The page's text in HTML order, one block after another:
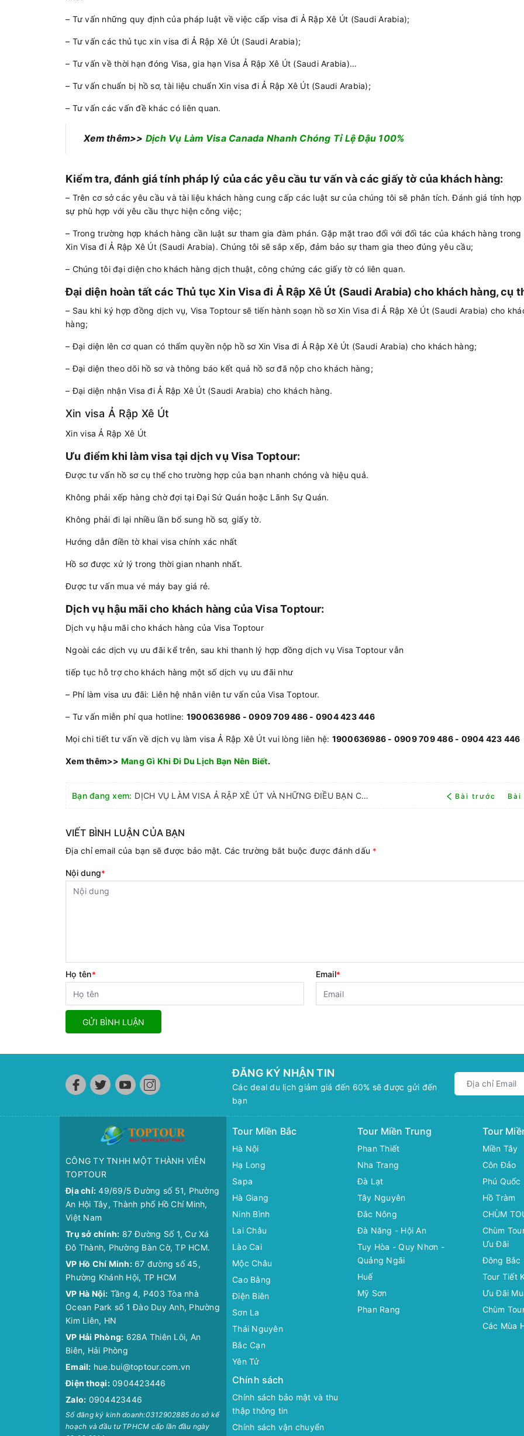
– Tư vấn những quy định của pháp luật về việc cấp visa đi Ả Rập Xê Út (Saudi Arabia);
– Tư vấn các thủ tục xin visa đi Ả Rập Xê Út (Saudi Arabia);
– Tư vấn về thời hạn đóng Visa, gia hạn Visa Ả Rập Xê Út (Saudi Arabia)…
– Tư vấn chuẩn bị hồ sơ, tài liệu chuẩn Xin visa đi Ả Rập Xê Út (Saudi Arabia);
– Tư vấn các vấn đề khác có liên quan.
Xem thêm>> Dịch Vụ Làm Visa Canada Nhanh Chóng Tỉ Lệ Đậu 100%
Kiểm tra, đánh giá tính pháp lý của các yêu cầu tư vấn và các giấy tờ của khách hàng:
– Trên cơ sở các yêu cầu và tài liệu khách hàng cung cấp các luật sư của chúng tôi sẽ phân tích. Đánh giá tính
sự phù hợp với yêu cầu thực hiện công việc;
– Trong trường hợp khách hàng cần luật sư tham gia đàm phán. Gặp mặt trao đổi với đối tác của khách hàng trong
Xin Visa đi Ả Rập Xê Út (Saudi Arabia). Chúng tôi sẽ sắp xếp, đảm bảo sự tham gia theo đúng yêu cầu;
– Chúng tôi đại diện cho khách hàng dịch thuật, công chứng các giấy tờ có liên quan.
Đại diện hoàn tất các Thủ tục Xin Visa đi Ả Rập Xê Út (Saudi Arabia) cho khách hàng, cụ
– Sau khi ký hợp đồng dịch vụ, Visa Toptour sẽ tiến hành soạn hồ sơ Xin Visa đi Ả Rập Xê Út (Saudi Arabia) cho
hàng;
– Đại diện lên cơ quan có thẩm quyền nộp hồ sơ Xin Visa đi Ả Rập Xê Út (Saudi Arabia) cho khách hàng;
– Đại diện theo dõi hồ sơ và thông báo kết quả hồ sơ đã nộp cho khách hàng;
– Đại diện nhận Visa đi Ả Rập Xê Út (Saudi Arabia) cho khách hàng.
Xin visa Ả Rập Xê Út
Xin visa Ả Rập Xê Út
Ưu điểm khi làm visa tại dịch vụ Visa Toptour:
Được tư vấn hồ sơ cụ thể cho trường hợp của bạn nhanh chóng và hiệu quả.
Không phải xếp hàng chờ đợi tại Đại Sứ Quán hoặc Lãnh Sự Quán.
Không phải đi lại nhiều lần bổ sung hồ sơ, giấy tờ.
Hướng dẫn điền tờ khai visa chính xác nhất
Hồ sơ được xử lý trong thời gian nhanh nhất.
Được tư vấn mua vé máy bay giá rẻ.
Dịch vụ hậu mãi cho khách hàng của Visa Toptour:
Dịch vụ hậu mãi cho khách hàng của Visa Toptour
Ngoài các dịch vụ ưu đãi kể trên, sau khi thanh lý hợp đồng dịch vụ Visa Toptour vẫn
tiếp tục hỗ trợ cho khách hàng một số dịch vụ ưu đãi như
– Phí làm visa ưu đãi: Liên hệ nhân viên tư vấn của Visa Toptour.
– Tư vấn miễn phí qua hotline: 1900636986 - 0909 709 486 - 0904 423 446
Mọi chi tiết tư vấn về dịch vụ làm visa Ả Rập Xê Út vui lòng liên hệ: 1900636986 - 0909 709 486 - 0904 423 446
Xem thêm>> Mang Gì Khi Đi Du Lịch Bạn Nên Biết.
Bạn đang xem: DỊCH VỤ LÀM VISA Ả RẬP XÊ ÚT VÀ NHỮNG ĐIỀU BẠN CẦN BIẾT Bài trước Bài
VIẾT BÌNH LUẬN CỦA BẠN
Địa chỉ email của bạn sẽ được bảo mật. Các trường bắt buộc được đánh dấu *
Nội dung*
Họ tên* Email*
GỬI BÌNH LUẬN
ĐĂNG KÝ NHẬN TIN
Các deal du lịch giảm giá đến 60% sẽ được gửi đến
bạn
CÔNG TY TNHH MỘT THÀNH VIÊN
TOPTOUR
Địa chỉ: 49/69/5 Đường số 51, Phường
An Hội Tây, Thành phố Hồ Chí Minh,
Việt Nam
Trụ sở chính: 87 Đường Số 1, Cư Xá
Đô Thành, Phường Bàn Cờ, TP HCM.
VP Hồ Chí Minh: 67 đường số 45,
Phường Khánh Hội, TP HCM
VP Hà Nội: Tầng 4, P403 Tòa nhà
Ocean Park số 1 Đào Duy Anh, Phường
Kim Liên, HN
VP Hải Phòng: 628A Thiên Lôi, An
Biên, Hải Phòng
Email: hue.bui@toptour.com.vn
Điện thoại: 0904423446
Zalo: 0904423446
Số đăng ký kinh doanh:0312902885 do sở kế
hoạch và đầu tư TPHCM cấp lần đầu ngày
Tour Miền Bắc
Hà Nội
Hạ Long
Sapa
Hà Giang
Ninh Bình
Lai Châu
Lào Cai
Mộc Châu
Cao Bằng
Điện Biên
Sơn La
Thái Nguyên
Bắc Cạn
Yên Tử
Tour Miền Trung
Phan Thiết
Nha Trang
Đà Lạt
Tây Nguyên
Đắc Nông
Đà Năng - Hội An
Tuy Hòa - Quy Nhơn -
Quảng Ngãi
Huế
Mỹ Sơn
Phan Rang
Tour
Miền Tây
Côn Đảo
Phú Quốc
Hồ Tràm
CHÙM
Chùm
Ưu Đãi
Đông Bắc
Tour Tiết
Ưu Đãi
Chùm
Các Mùa
Chính sách
Chính sách bảo mật và thu
thập thông tin
Chính sách vận chuyển